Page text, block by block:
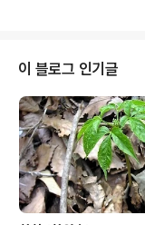
이 블로그 인기글